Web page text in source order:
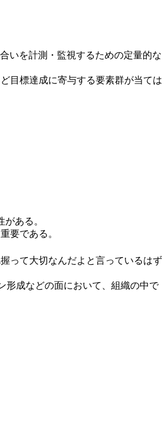
いを計測・監視するための定量的な
目標達成に寄与する要素群が当ては
ある。
要である。
って大切なんだよと言っているはず
形成などの面において、組織の中で